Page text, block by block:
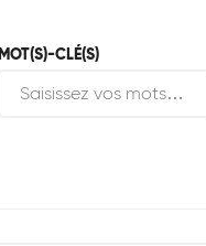
MOT(S)-CLÉ(S)